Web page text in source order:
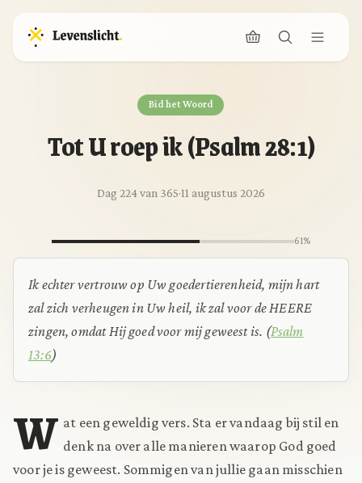
Bid het Woord
Tot U roep ik (Psalm 28:1)
Dag 224 van 365·11 augustus 2026
61%
Ik echter vertrouw op Uw goedertierenheid, mijn hart
zal zich verheugen in Uw heil, ik zal voor de HEERE
zingen, omdat Hij goed voor mij geweest is. (Psalm
13:6)
W at een geweldig vers. Sta er vandaag bij stil en
denk na over alle manieren waarop God goed
voor je is geweest. Sommigen van jullie gaan misschien